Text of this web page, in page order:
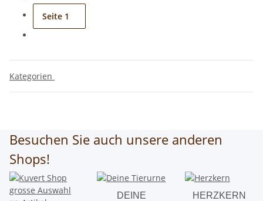
Seite 1
Kategorien
Besuchen Sie auch unsere anderen
Shops!
DEINE
HERZKERN